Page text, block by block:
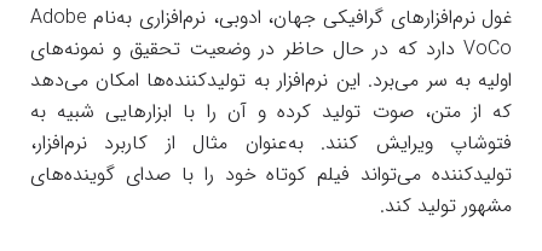
غول نرم‌افزارهای گرافیکی جهان، ادوبی، نرم‌افزاری به‌نام Adobe
VoCo دارد که در حال حاظر در وضعیت تحقیق و نمونه‌های
اولیه به سر می‌برد. این نرم‌افزار به تولیدکننده‌ها امکان می‌دهد
که از متن، صوت تولید کرده و آن را با ابزارهایی شبیه به
فتوشاپ ویرایش کنند. به‌عنوان مثال از کاربرد نرم‌افزار،
تولیدکننده می‌تواند فیلم کوتاه خود را با صدای گوینده‌های
مشهور تولید کند.